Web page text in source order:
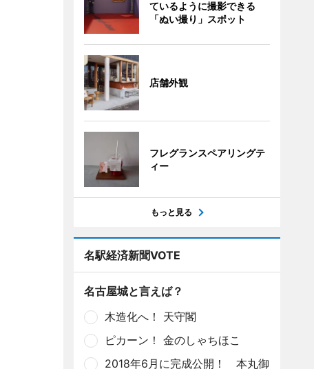
ているように撮影できる
「ぬい撮り」スポット
店舗外観
フレグランスペアリングテ
ィー
もっと見る
名駅経済新聞VOTE
名古屋城と言えば？
木造化へ！ 天守閣
ピカーン！ 金のしゃちほこ
2018年6月に完成公開！ 本丸御